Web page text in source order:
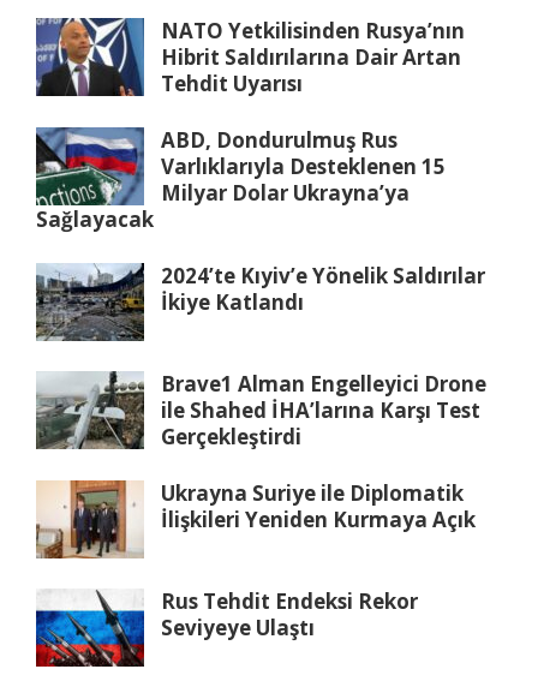
NATO Yetkilisinden Rusya’nın
Hibrit Saldırılarına Dair Artan
Tehdit Uyarısı
ABD, Dondurulmuş Rus
Varlıklarıyla Desteklenen 15
Milyar Dolar Ukrayna’ya
Sağlayacak
2024’te Kıyiv’e Yönelik Saldırılar
İkiye Katlandı
Brave1 Alman Engelleyici Drone
ile Shahed İHA’larına Karşı Test
Gerçekleştirdi
Ukrayna Suriye ile Diplomatik
İlişkileri Yeniden Kurmaya Açık
Rus Tehdit Endeksi Rekor
Seviyeye Ulaştı